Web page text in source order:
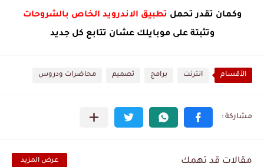
وكمان تقدر تحمل تطبيق الاندرويد الخاص بالشروحات
وتثبتة على موبايلك عشان تتابع كل جديد
الأقسام انترنت برامج تصميم محاضرات ودروس
مقالات قد تهمك عرض المزيد